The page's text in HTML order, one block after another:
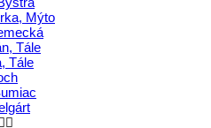
Mýto
Tále
Tále